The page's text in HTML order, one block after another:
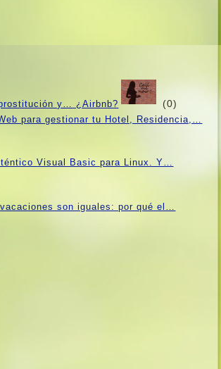
y… ¿Airbnb? (0)
para gestionar tu Hotel, Residencia,…
Visual Basic para Linux. Y…
son iguales: por qué el…